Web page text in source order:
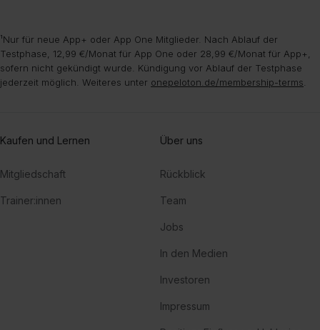
¹Nur für neue App+ oder App One Mitglieder. Nach Ablauf der
Testphase, 12,99 €/Monat für App One oder 28,99 €/Monat für App+,
sofern nicht gekündigt wurde. Kündigung vor Ablauf der Testphase
jederzeit möglich. Weiteres unter onepeloton.de/membership-terms
Kaufen und Lernen
Mitgliedschaft
Trainer:innen
Über uns
Rückblick
Team
Jobs
In den Medien
Investoren
Impressum